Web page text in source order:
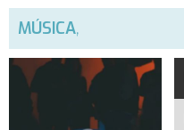
MÚSICA,